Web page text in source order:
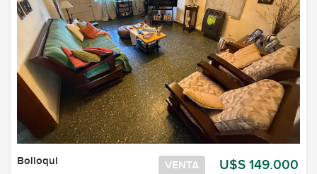
U$S 149.000
VENTA
Bolloqui